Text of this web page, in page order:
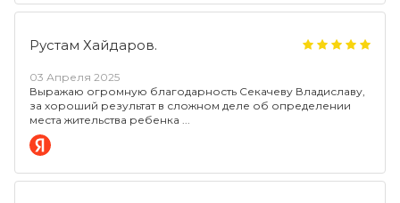
Рустам Хайдаров.
03 Апреля 2025
Выражаю огромную благодарность Секачеву Владиславу,
за хороший результат в сложном деле об определении
места жительства ребенка